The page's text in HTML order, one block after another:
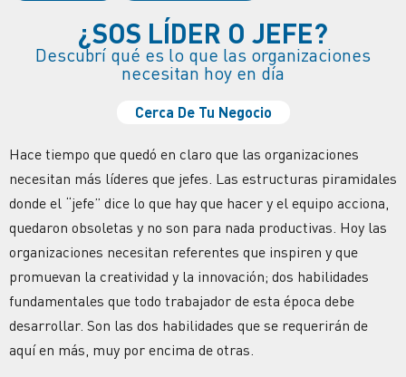
¿SOS LÍDER O JEFE?
Descubrí qué es lo que las organizaciones
necesitan hoy en día
Cerca De Tu Negocio
Hace tiempo que quedó en claro que las organizaciones
necesitan más líderes que jefes. Las estructuras piramidales
donde el “jefe” dice lo que hay que hacer y el equipo acciona,
quedaron obsoletas y no son para nada productivas. Hoy las
organizaciones necesitan referentes que inspiren y que
promuevan la creatividad y la innovación; dos habilidades
fundamentales que todo trabajador de esta época debe
desarrollar. Son las dos habilidades que se requerirán de
aquí en más, muy por encima de otras.